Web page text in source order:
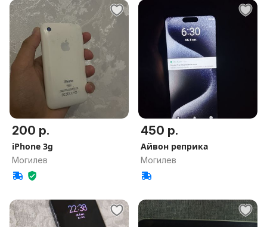
200 р.
iPhone 3g
Могилев
450 р.
Айвон реприка
Могилев